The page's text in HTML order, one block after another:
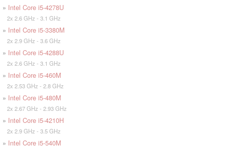
» Intel Core i5-4278U
2x 2.6 GHz - 3.1 GHz
» Intel Core i5-3380M
2x 2.9 GHz - 3.6 GHz
» Intel Core i5-4288U
2x 2.6 GHz - 3.1 GHz
» Intel Core i5-460M
2x 2.53 GHz - 2.8 GHz
» Intel Core i5-480M
2x 2.67 GHz - 2.93 GHz
» Intel Core i5-4210H
2x 2.9 GHz - 3.5 GHz
» Intel Core i5-540M